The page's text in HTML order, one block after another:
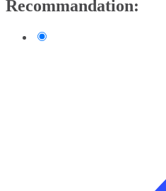
Recommandation: